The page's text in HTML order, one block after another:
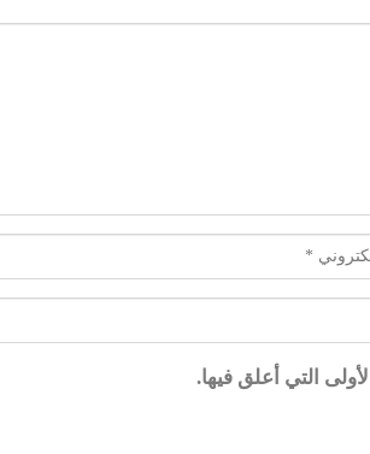
التي أعلق فيها.